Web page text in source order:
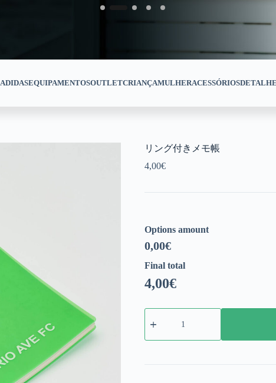
ADIDASEQUIPAMENTOSOUTLETCRIANÇAMULHERACESSÓRIOS
リング付きメモ帳
4,00€
Options amount
0,00€
Final total
4,00€
リ
ン